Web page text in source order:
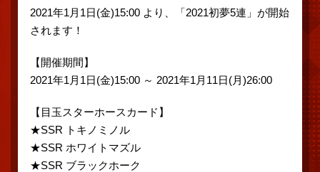
2021年1月1日(金)15:00 より、「2021初夢5連」が開始
されます！
【開催期間】
2021年1月1日(金)15:00 ～ 2021年1月11日(月)26:00
【目玉スターホースカード】
★SSR トキノミノル
★SSR ホワイトマズル
★SSR ブラックホーク